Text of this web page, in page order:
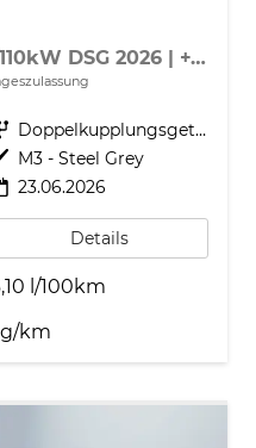
Selection 1.5 TSI 150PS/110kW DSG 2026 | +TravelAssist +RFK & Parksensoren +Var. Gepäckraumboden
Getriebe
Doppelkupplungsgetriebe (DSG)
Außenfarbe M3 - Steel Grey
23.06.2026
Details
l/100km
g/km